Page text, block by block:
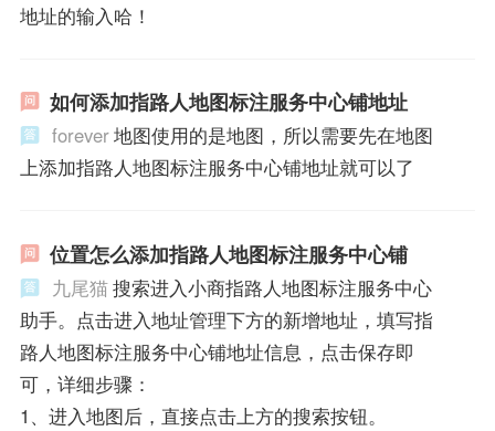
地址的输入哈！
如何添加指路人地图标注服务中心铺地址
forever地图使用的是地图，所以需要先在地图
上添加指路人地图标注服务中心铺地址就可以了
位置怎么添加指路人地图标注服务中心铺
九尾猫搜索进入小商指路人地图标注服务中心
助手。点击进入地址管理下方的新增地址，填写指
路人地图标注服务中心铺地址信息，点击保存即
可，详细步骤：
1、进入地图后，直接点击上方的搜索按钮。